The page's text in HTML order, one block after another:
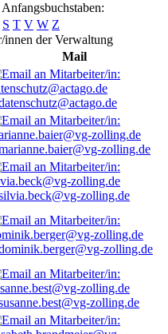
S T V W Z
innen der Verwaltung
Mail
zolling.de
zolling.de
zolling.de
zolling.de